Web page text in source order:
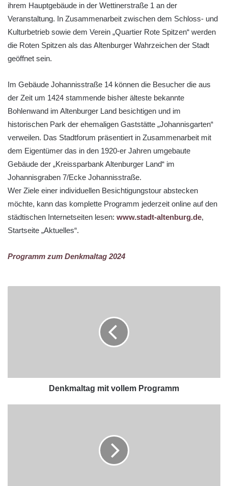
ihrem Hauptgebäude in der Wettinerstraße 1 an der
Veranstaltung. In Zusammenarbeit zwischen dem Schloss- und
Kulturbetrieb sowie dem Verein „Quartier Rote Spitzen“ werden
die Roten Spitzen als das Altenburger Wahrzeichen der Stadt
geöffnet sein.
Im Gebäude Johannisstraße 14 können die Besucher die aus
der Zeit um 1424 stammende bisher älteste bekannte
Bohlenwand im Altenburger Land besichtigen und im
historischen Park der ehemaligen Gaststätte „Johannisgarten“
verweilen. Das Stadtforum präsentiert in Zusammenarbeit mit
dem Eigentümer das in den 1920-er Jahren umgebaute
Gebäude der „Kreissparbank Altenburger Land“ im
Johannisgraben 7/Ecke Johannisstraße.
Wer Ziele einer individuellen Besichtigungstour abstecken
möchte, kann das komplette Programm jederzeit online auf den
städtischen Internetseiten lesen: www.stadt-altenburg.de,
Startseite „Aktuelles“.
Programm zum Denkmaltag 2024
Denkmaltag mit vollem Programm